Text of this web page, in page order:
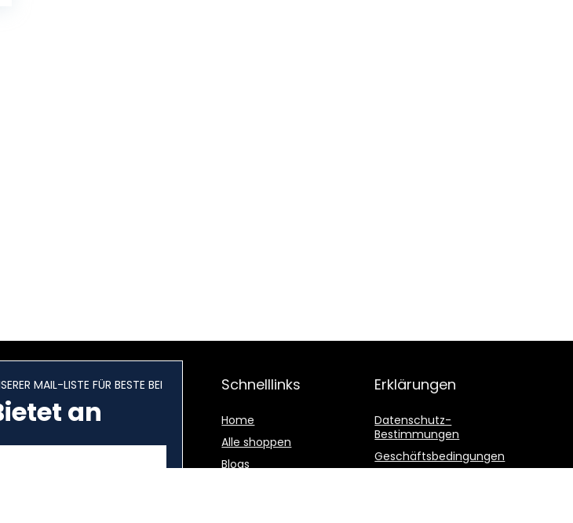
MAIL-LISTE FÜR BESTE BEI
an
Schnelllinks
Home
Alle shoppen
Blogs
Erklärungen
Datenschutz-
Bestimmungen
Geschäftsbedingungen